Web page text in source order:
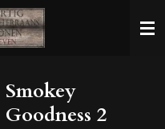
Smokey
Goodness 2